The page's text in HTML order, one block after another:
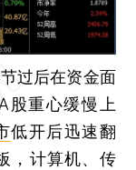
过后在资金面
股重心缓慢上
低开后迅速翻
，计算机、传